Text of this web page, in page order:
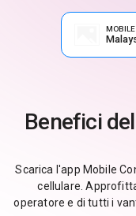
Benefici
Scarica l'app Mobile
cellulare.
operatore e di tutti i